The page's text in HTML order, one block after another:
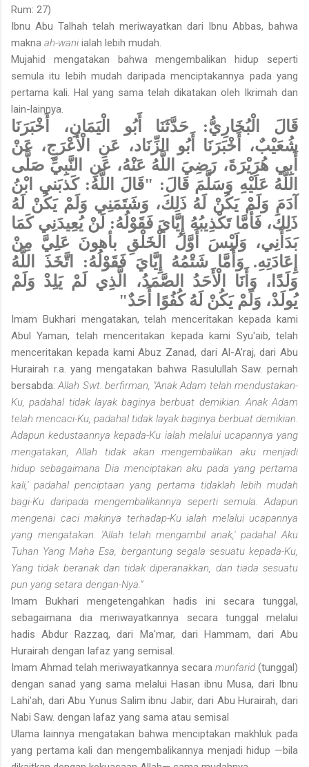
Rum: 27)
Ibnu Abu Talhah telah meriwayatkan dari Ibnu Abbas, bahwa
makna ah-wani ialah lebih mudah.
Mujahid mengatakan bahwa mengembalikan hidup seperti
semula itu lebih mudah daripada menciptakannya pada yang
pertama kali. Hal yang sama telah dikatakan oleh Ikrimah dan
lain-lainnya.
قَالَ الْبُخَارِيُّ: حَدَّثَنَا أَبُو الْيَمَانِ، أَخْبَرَنَا
شُعَيْبٌ، أَخْبَرَنَا أَبُو الزِّنَاد، عَنِ الْأَعْرَجِ، عَنْ
أَبِي هُرَيْرَةَ، رَضِيَ اللَّهُ عَنْهُ، عَنِ النَّبِيِّ صَلَّى
اللَّهُ عَلَيْهِ وَسَلَّمَ قَالَ: "قَالَ اللَّهُ: كَذبَني ابْنُ
آدَمَ وَلَمْ يَكُنْ لَهُ ذَلِكَ، وَشَتَمَنِي وَلَمْ يَكُنْ لَهُ
ذَلِكَ، فَأَمَّا تَكْذِيبُهُ إِيَّايَ فَقَوْلُهُ: لَنْ يُعِيدَنِي كَمَا
بَدَأَنِي، وَلَيْسَ أَوَّلُ الْخَلْقِ بأهونَ عَلِيَّ مِنْ
إِعَادَتِهِ. وَأَمَّا شَتْمُهُ إِيَّايَ فَقَوْلُهُ: اتَّخَذَ اللَّهُ
وَلَدًا، وَأَنَا الْأَحَدُ الصَّمَدُ، الَّذِي لَمْ يَلِدْ وَلَمْ
يُولَدْ، وَلَمْ يَكُنْ لَهُ كُفُوًا أَحَدٌ"
Imam Bukhari mengatakan, telah menceritakan kepada kami
Abul Yaman, telah menceritakan kepada kami Syu'aib, telah
menceritakan kepada kami Abuz Zanad, dari Al-A'raj, dari Abu
Hurairah r.a. yang mengatakan bahwa Rasulullah Saw. pernah
bersabda:Allah Swt. berfirman, "Anak Adam telah mendustakan-
Ku, padahal tidak layak baginya berbuat demikian. Anak Adam
telah mencaci-Ku, padahal tidak layak baginya berbuat demikian.
Adapun kedustaannya kepada-Ku ialah melalui ucapannya yang
mengatakan, Allah tidak akan mengembalikan aku menjadi
hidup sebagaimana Dia menciptakan aku pada yang pertama
kali,' padahal penciptaan yang pertama tidaklah lebih mudah
bagi-Ku daripada mengembalikannya seperti semula. Adapun
mengenai caci makinya terhadap-Ku ialah melalui ucapannya
yang mengatakan. 'Allah telah mengambil anak,' padahal Aku
Tuhan Yang Maha Esa, bergantung segala sesuatu kepada-Ku,
Yang tidak beranak dan tidak diperanak­kan, dan tiada sesuatu
pun yang setara dengan-Nya.”
Imam Bukhari mengetengahkan hadis ini secara tunggal,
sebagaimana dia meriwayatkannya secara tunggal melalui
hadis Abdur Razzaq, dari Ma'mar, dari Hammam, dari Abu
Hurairah dengan lafaz yang semisal.
Imam Ahmad telah meriwayatkannya secara munfarid (tunggal)
dengan sanad yang sama melalui Hasan ibnu Musa, dari Ibnu
Lahi'ah, dari Abu Yunus Salim ibnu Jabir, dari Abu Hurairah, dari
Nabi Saw. dengan lafaz yang sama atau semisal
Ulama lainnya mengatakan bahwa menciptakan makhluk pada
yang pertama kali dan mengembalikannya menjadi hidup —bila